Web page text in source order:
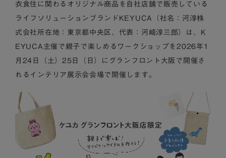
衣食住に関わるオリジナル商品を自社店舗で販売している
ライフソリューションブランドKEYUCA（社名：河淳株
式会社所在地：東京都中央区、代表：河崎淳三郎）は、K
EYUCA主催で親子で楽しめるワークショップを2026年1
月24日（土）25日（日）にグランフロント大阪で開催さ
れるインテリア展示会会場で開催します。